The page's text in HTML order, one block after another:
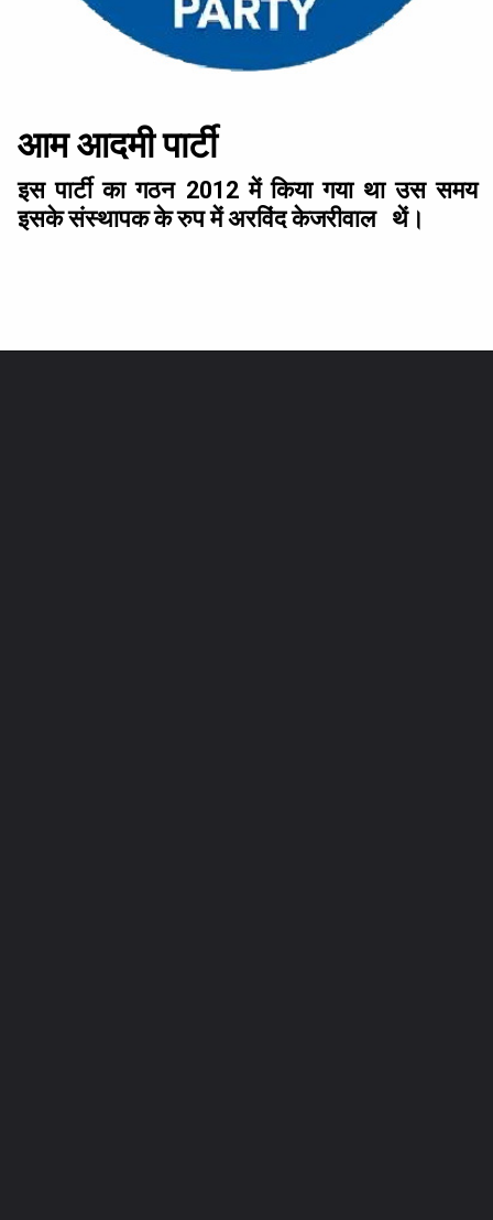
आम आदमी पार्टी
इस पार्टी का गठन 2012 में किया गया था उस समय
इसके संस्थापक के रुप में अरविंद केजरीवाल थें।